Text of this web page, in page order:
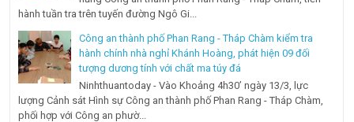
hành tuần tra trên tuyến đường Ngô Gi...
Công an thành phố Phan Rang - Tháp Chàm kiểm tra
hành chính nhà nghỉ Khánh Hoàng, phát hiện 09 đối
tượng dương tính với chất ma túy đá
Ninhthuantoday - Vào Khoảng 4h30’ ngày 13/3, lực
lượng Cảnh sát Hình sự Công an thành phố Phan Rang - Tháp Chàm,
phối hợp với Công an phườ...